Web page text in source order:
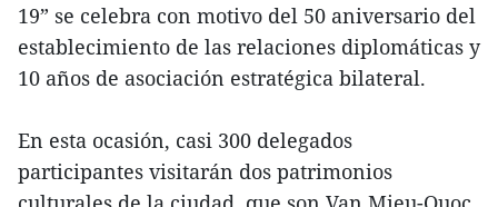
19” se celebra con motivo del 50 aniversario del
establecimiento de las relaciones diplomáticas y
10 años de asociación estratégica bilateral.
En esta ocasión, casi 300 delegados
participantes visitarán dos patrimonios